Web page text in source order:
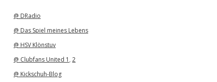
@ DRadio
@ Das Spiel meines Lebens
@ HSV Klönstuv
@ Clubfans United 1 , 2
@ Kickschuh-Blog